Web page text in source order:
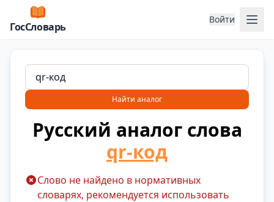
ГосСловарь
Войти
Найти аналог
Русский аналог слова
qr-код
Слово не найдено в нормативных
словарях, рекомендуется использовать